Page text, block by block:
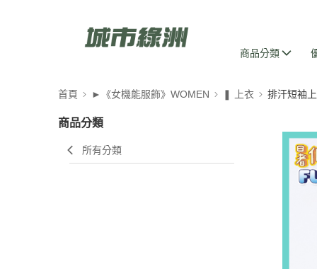
商品分類
首頁 ►《女機能服飾》WOMEN ❚ 上衣 排汗短袖
商品分類
所有分類